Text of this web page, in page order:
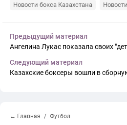
Новости бокса Казахстана
Предыдущий материал
Ангелина Лукас показала своих
Следующий материал
Казахские боксеры вошли в
← Главная Футбол